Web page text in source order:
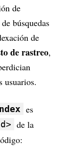
de
búsquedas
de
de rastreo,
usuarios.
es
de la